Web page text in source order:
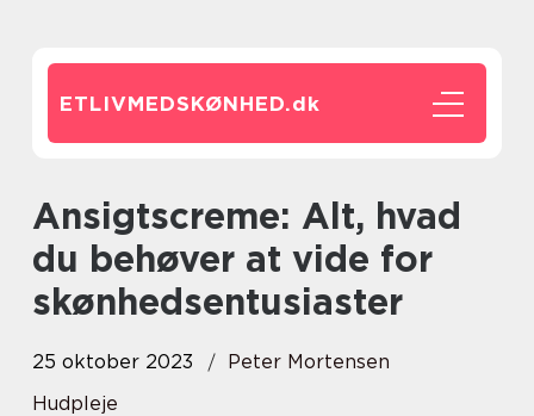
ETLIVMEDSKØNHED.dk
Ansigtscreme: Alt, hvad
du behøver at vide for
skønhedsentusiaster
25 oktober 2023
Peter Mortensen
Hudpleje